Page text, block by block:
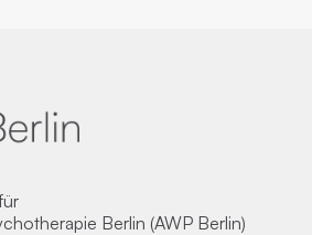
Berlin (AWP Berlin)